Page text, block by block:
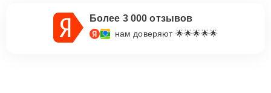
Более 3 000 отзывов
нам доверяют 🌟🌟🌟🌟🌟